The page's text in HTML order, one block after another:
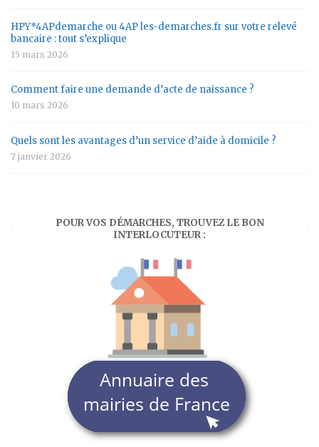
HPY*4APdemarche ou 4AP les-demarches.fr sur votre relevé
bancaire : tout s’explique
15 mars 2026
Comment faire une demande d’acte de naissance ?
10 mars 2026
Quels sont les avantages d’un service d’aide à domicile ?
7 janvier 2026
POUR VOS DÉMARCHES, TROUVEZ LE BON
INTERLOCUTEUR :